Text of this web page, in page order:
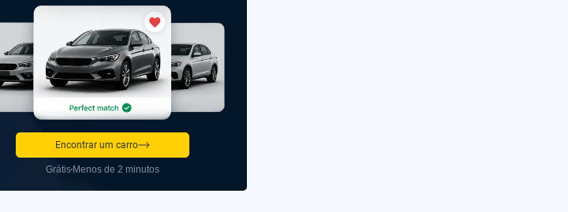
Encontrar um carro
GrátisMenos de 2 minutos